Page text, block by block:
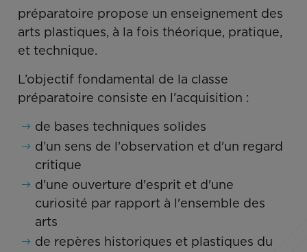
préparatoire propose un enseignement des
arts plastiques, à la fois théorique, pratique,
et technique.
L’objectif fondamental de la classe
préparatoire consiste en l’acquisition :
de bases techniques solides
d’un sens de l'observation et d'un regard
critique
d’une ouverture d'esprit et d'une
curiosité par rapport à l'ensemble des
arts
de repères historiques et plastiques du